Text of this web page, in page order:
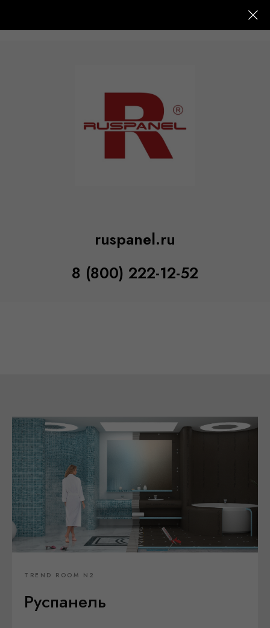
ruspanel.ru
8 (800) 222-12-52
TREND ROOM N2
Руспанель